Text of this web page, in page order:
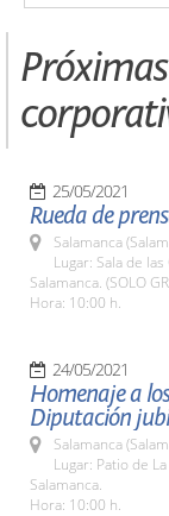
25/05/2021
Rueda de
Salamanca
Lugar: Sala de
Salamanca. (SOLO
Hora: 10:00 h.
24/05/2021
Homenaje a
Diputación
Salamanca
Lugar: Patio de
Salamanca.
Hora: 10:00 h.